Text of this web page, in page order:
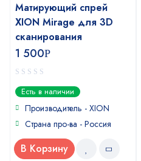
Матирующий спрей
XION Mirage для 3D
сканирования
1 500Р
0
out
of
Есть в наличии
Производитель - XION
Страна про-ва - Россия
В Корзину